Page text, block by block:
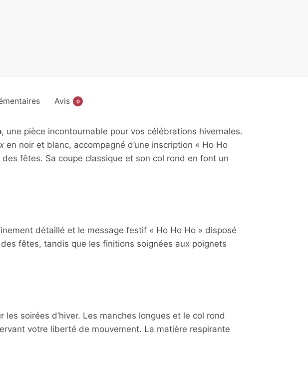
Avis 0
, une pièce incontournable pour vos célébrations hivernales.
en noir et blanc, accompagné d’une inscription « Ho Ho
fêtes. Sa coupe classique et son col rond en font un
détaillé et le message festif « Ho Ho Ho » disposé
fêtes, tandis que les finitions soignées aux poignets
les soirées d’hiver. Les manches longues et le col rond
votre liberté de mouvement. La matière respirante